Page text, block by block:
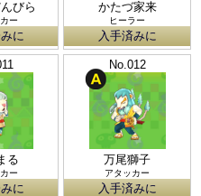
びら
ー
に
かたづ家来
ヒーラー
入手済みに
る
ー
に
No.012
万尾獅子
アタッカー
入手済みに